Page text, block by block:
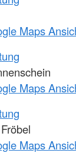
Maps
Maps
Maps